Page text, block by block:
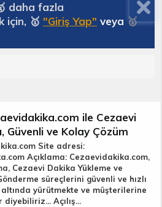
daha fazla
için, 🥇 "Giriş Yap" veya 🥇
ile Cezaevi
Güvenli ve Kolay Çözüm
Site adresi:
Açıklama: Cezaevidakika.com,
Cezaevi Dakika Yükleme ve
süreçlerini güvenli ve hızlı
yürütmekte ve müşterilerine
Açılış...